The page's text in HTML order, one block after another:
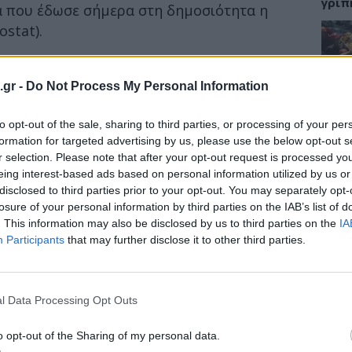
- Do Not Process My Personal Information
opt-out of the sale, sharing to third parties, or processing of your
for targeted advertising by us, please use the below opt-out
selection. Please note that after your opt-out request is processed
interest-based ads based on personal information utilized by us
to third parties prior to your opt-out. You may separately
of your personal information by third parties on the IAB’s list of
This information may also be disclosed by us to third parties on the
Participants that may further disclose it to other third parties.
Data Processing Opt Outs
opt-out of the Sharing of my personal data.
που έδωσε σήμερα στη δημοσιότητα η
πνιγμό μειώθηκαν κατά σχεδόν 4% το
2021.Στην Ελλάδαόμως αυξήθηκαν κατά
διάστημα.
οι πνιγμοί κόστισαν τη ζωή 2.106
και τα ποτάμια της χώρας μας.
5